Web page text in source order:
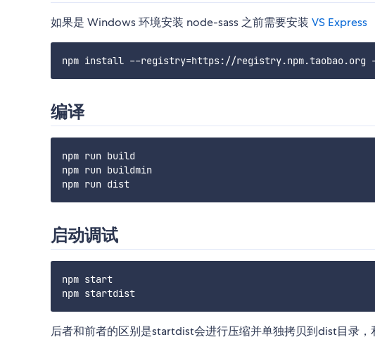
如果是 Windows 环境安装 node-sass 之前需要安装 VS Express
编译
npm run build
npm run buildmin
启动调试
npm start
后者和前者的区别是startdist会进行压缩并单独拷贝到dist目录，